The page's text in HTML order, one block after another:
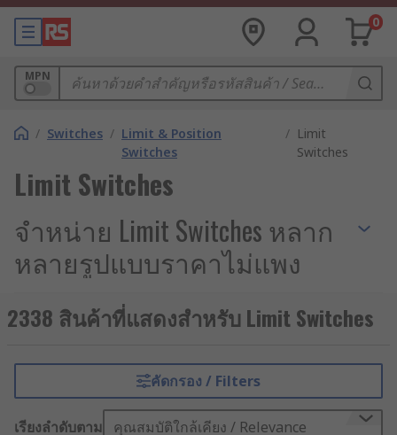
0
MPN
/ Switches / Limit & Position
Switches
/ Limit
Switches
Limit Switches
จำหน่าย Limit Switches หลาก
หลายรูปแบบราคาไม่แพง
ในระบบควบคุมอัตโนมัติและเครื่องจักรกล
อุตสาหกรรม การกำหนดตำแหน่งและระยะการ
การเลือกใช้อุปกรณ์ที่ออกแบบมาเพื่อการตรวจจับ
ตำแหน่งโดยเฉพาะ จะช่วยให้เครื่องจักรสามารถเริ่ม
ต้น หยุด หรือปรับเปลี่ยนสถานะการทำงานได้อย่าง
2338 สินค้าที่แสดงสำหรับ Limit Switches
คัดกรอง / Filters
เรียงลำดับตาม คุณสมบัติใกล้เคียง / Relevance